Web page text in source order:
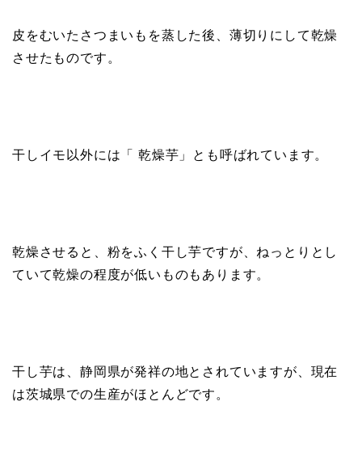
皮をむいたさつまいもを蒸した後、薄切りにして乾燥
させたものです。
干しイモ以外には「 乾燥芋」とも呼ばれています。
乾燥させると、粉をふく干し芋ですが、ねっとりとし
ていて乾燥の程度が低いものもあります。
干し芋は、静岡県が発祥の地とされていますが、現在
は茨城県での生産がほとんどです。